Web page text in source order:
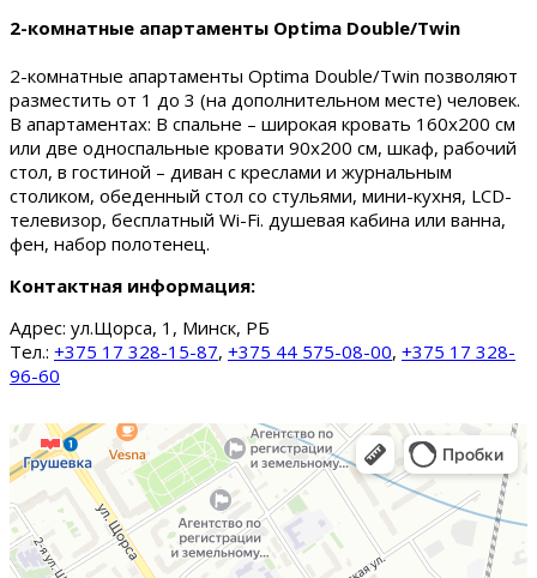
2-комнатные апартаменты Optima Double/Twin
2-комнатные апартаменты Optima Double/Twin позволяют
разместить от 1 до 3 (на дополнительном месте) человек.
В апартаментах: В спальне – широкая кровать 160х200 см
или две односпальные кровати 90х200 см, шкаф, рабочий
стол, в гостиной – диван с креслами и журнальным
столиком, обеденный стол со стульями, мини-кухня, LCD-
телевизор, бесплатный Wi-Fi. душевая кабина или ванна,
фен, набор полотенец.
Контактная информация:
Адрес: ул.Щорса, 1, Минск, РБ
Тел.: +375 17 328-15-87, +375 44 575-08-00, +375 17 328-
96-60